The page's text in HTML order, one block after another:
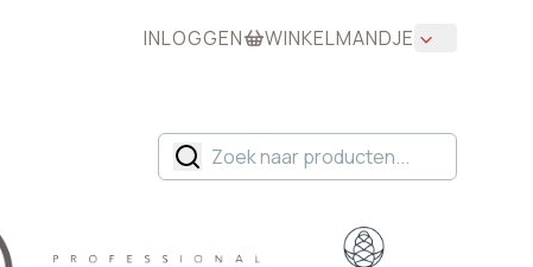
INLOGGEN WINKELMANDJE